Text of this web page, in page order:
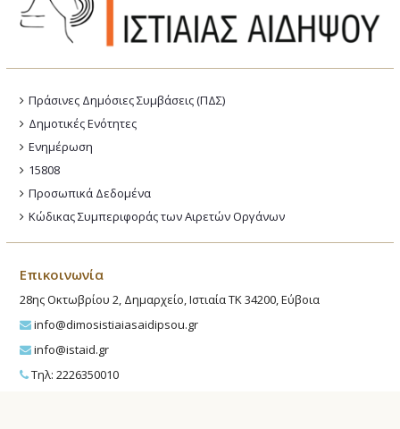
Πράσινες Δημόσιες Συμβάσεις (ΠΔΣ)
Δημοτικές Ενότητες
Ενημέρωση
15808
Προσωπικά Δεδομένα
Κώδικας Συμπεριφοράς των Αιρετών Οργάνων
Επικοινωνία
28ης Οκτωβρίου 2, Δημαρχείο, Ιστιαία ΤΚ 34200, Εύβοια
info@dimosistiaiasaidipsou.gr
info@istaid.gr
Τηλ: 2226350010